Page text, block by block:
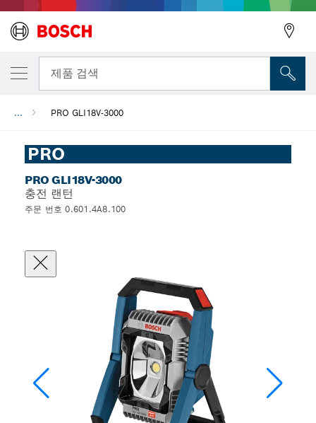
제품 검색
... PRO GLI18V-3000
PRO
PRO GLI18V-3000
충전 랜턴
주문 번호 0.601.4A8.100